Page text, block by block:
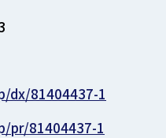
dx/81404437-1
pr/81404437-1